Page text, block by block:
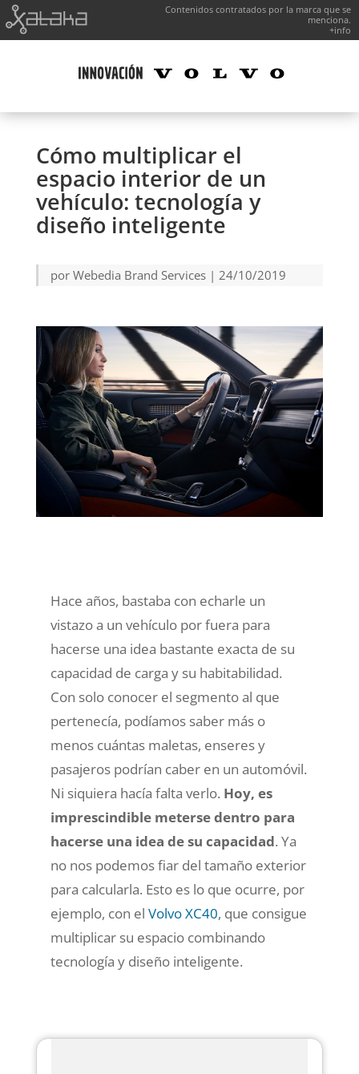
Contenidos contratados por la marca que se
menciona.
+info
Cómo multiplicar el
espacio interior de un
vehículo: tecnología y
diseño inteligente
por Webedia Brand Services| 24/10/2019
Hace años, bastaba con echarle un
vistazo a un vehículo por fuera para
hacerse una idea bastante exacta de su
capacidad de carga y su habitabilidad.
Con solo conocer el segmento al que
pertenecía, podíamos saber más o
menos cuántas maletas, enseres y
pasajeros podrían caber en un automóvil.
Ni siquiera hacía falta verlo. Hoy, es
imprescindible meterse dentro para
hacerse una idea de su capacidad. Ya
no nos podemos fiar del tamaño exterior
para calcularla. Esto es lo que ocurre, por
ejemplo, con el Volvo XC40, que consigue
multiplicar su espacio combinando
tecnología y diseño inteligente.